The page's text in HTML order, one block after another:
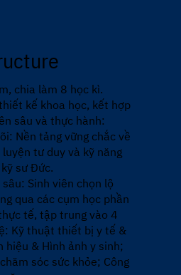
chia làm 8 học kì.
kế khoa học, kết hợp
sâu và thực hành:
Nền tảng vững chắc về
tư duy và kỹ năng
sư Đức.
Sinh viên chọn lộ
qua các cụm học phần
tế, tập trung vào 4
Kỹ thuật thiết bị y tế &
hiệu & Hình ảnh y sinh;
sóc sức khỏe; Công